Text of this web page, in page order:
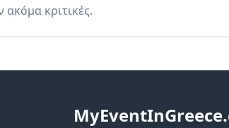
κριτικές.